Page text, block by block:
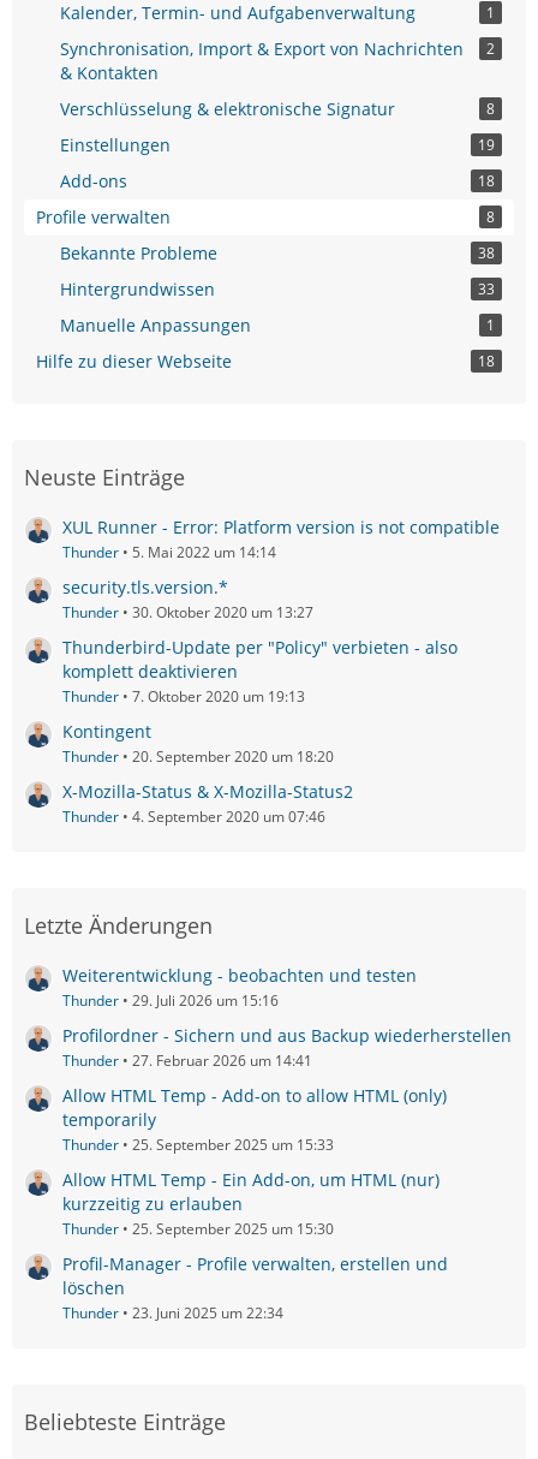
Kalender, Termin- und Aufgabenverwaltung 1
Synchronisation, Import & Export von Nachrichten
& Kontakten
2
Verschlüsselung & elektronische Signatur 8
Einstellungen 19
Add-ons 18
Profile verwalten 8
Bekannte Probleme 38
Hintergrundwissen 33
Manuelle Anpassungen 1
Hilfe zu dieser Webseite 18
Neuste Einträge
XUL Runner - Error: Platform version is not compatible
Thunder 5. Mai 2022 um 14:14
security.tls.version.*
Thunder 30. Oktober 2020 um 13:27
Thunderbird-Update per "Policy" verbieten - also
komplett deaktivieren
Thunder 7. Oktober 2020 um 19:13
Kontingent
Thunder 20. September 2020 um 18:20
X-Mozilla-Status & X-Mozilla-Status2
Thunder 4. September 2020 um 07:46
Letzte Änderungen
Weiterentwicklung - beobachten und testen
Thunder 29. Juli 2026 um 15:16
Profilordner - Sichern und aus Backup wiederherstellen
Thunder 27. Februar 2026 um 14:41
Allow HTML Temp - Add-on to allow HTML (only)
temporarily
Thunder 25. September 2025 um 15:33
Allow HTML Temp - Ein Add-on, um HTML (nur)
kurzzeitig zu erlauben
Thunder 25. September 2025 um 15:30
Profil-Manager - Profile verwalten, erstellen und
löschen
Thunder 23. Juni 2025 um 22:34
Beliebteste Einträge